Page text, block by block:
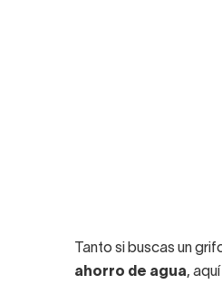
Tanto si buscas un
ahorro de agua,